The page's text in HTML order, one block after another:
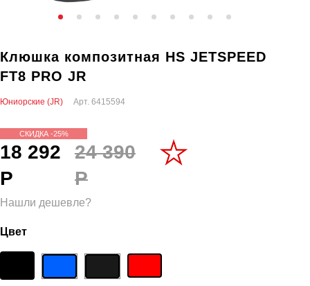
Клюшка композитная HS JETSPEED
FT8 PRO JR
Юниорские (JR) Арт. 6415594
СКИДКА -25%
18 292
Р
24 390
Р
Нашли дешевле?
Цвет